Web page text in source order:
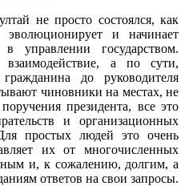
не просто состоялся, как
эволюционирует и начинает
управлении государством.
взаимодействие, а по сути,
до руководителя
чиновники на местах, не
президента, все это
и организационных
простых людей это очень
их от многочисленных
и, к сожалению, долгим, а
ответов на свои запросы.